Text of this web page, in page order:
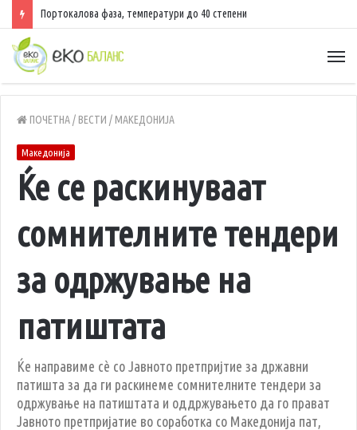
Портокалова фаза, температури до 40 степени
ПОЧЕТНА/ ВЕСТИ / МАКЕДОНИЈА
Македонија
Ќе се раскинуваат
сомнителните тендери
за одржување на
патиштата
Ќе направиме сè со Јавното претпријтие за државни
патишта за да ги раскинеме сомнителните тендери за
одржување на патиштата и оддржувањето да го прават
Јавното претпријатие во соработка со Македонија пат,